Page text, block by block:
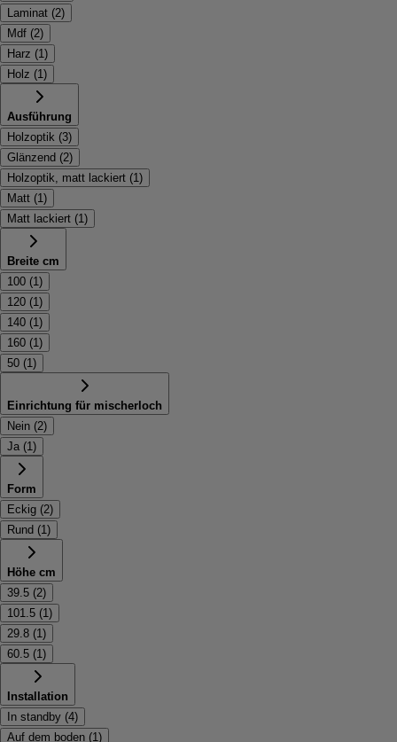
Laminat (2)
Mdf (2)
Harz (1)
Holz (1)
Ausführung
Holzoptik (3)
Glänzend (2)
Holzoptik, matt lackiert (1)
Matt (1)
Matt lackiert (1)
Breite cm
100 (1)
120 (1)
140 (1)
160 (1)
50 (1)
Einrichtung für mischerloch
Nein (2)
Ja (1)
Form
Eckig (2)
Rund (1)
Höhe cm
39.5 (2)
101.5 (1)
29.8 (1)
60.5 (1)
Installation
In standby (4)
Auf dem boden (1)